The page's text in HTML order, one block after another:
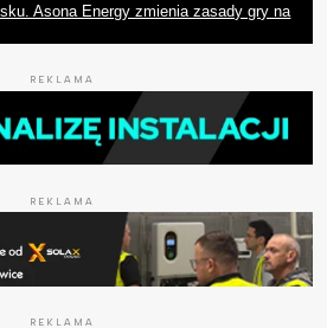
Asona Energy zmienia zasady gry na
REKLAMA
REKLAMA
REKLAMA